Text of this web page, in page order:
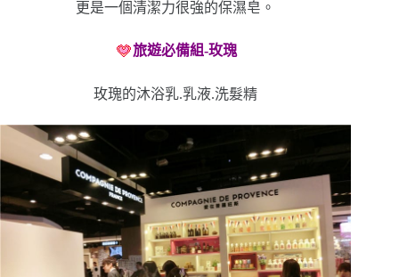
更是一個清潔力很強的保濕皂。
旅遊必備組-玫瑰
玫瑰的沐浴乳.乳液.洗髮精